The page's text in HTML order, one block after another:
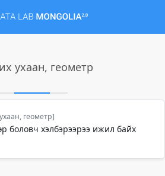
ухаан, геометр
геометр]
боловч хэлбэрээрээ ижил байх